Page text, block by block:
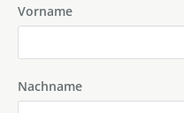
Vorname
Nachname